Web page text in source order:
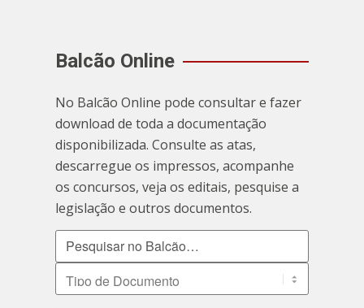
Balcão Online
No Balcão Online pode consultar e fazer
download de toda a documentação
disponibilizada. Consulte as atas,
descarregue os impressos, acompanhe
os concursos, veja os editais, pesquise a
legislação e outros documentos.
Pesquisar no Balcão